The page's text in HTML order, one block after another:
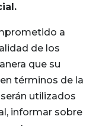
a
de los
que su
términos de la
utilizados
informar sobre